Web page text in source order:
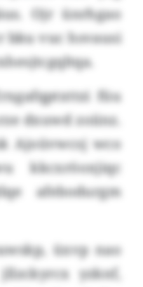
Ojr ünrhgao
bku vuc hsvausi
füu
dxuwd zoiinz.
Ajoüvwcsj wco
kkcxröoxjiqc
afebodurgm
üxvp nao
yzknf,